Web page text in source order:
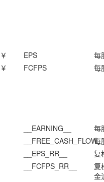
￥ EPS 每
￥ FCFPS 每
__EARNING__
每
每
__EPS_RR__
复
__FCFPS_RR__
复
金